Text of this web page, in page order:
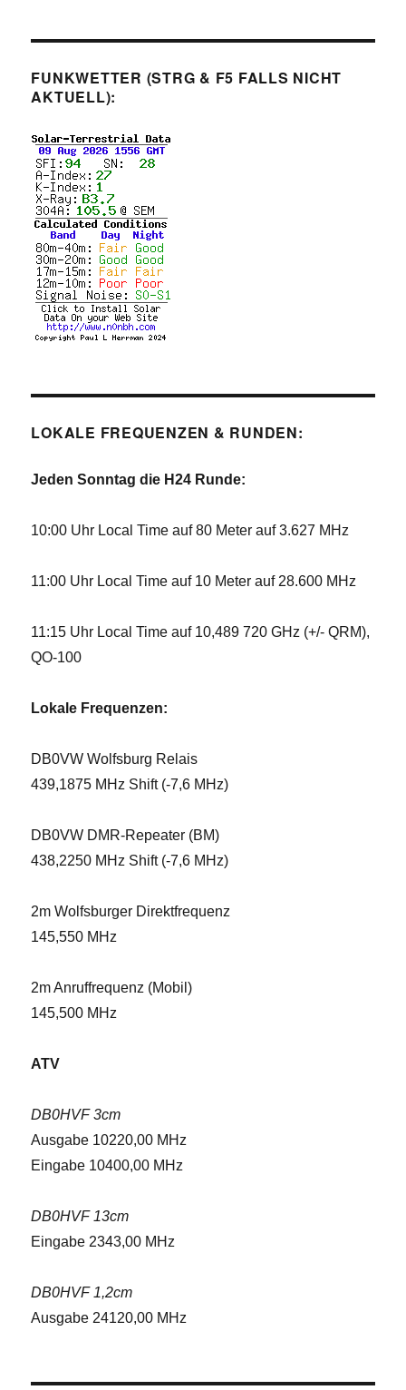
FUNKWETTER (STRG & F5 FALLS NICHT
AKTUELL):
LOKALE FREQUENZEN & RUNDEN:
Jeden Sonntag die H24 Runde:
10:00 Uhr Local Time auf 80 Meter auf 3.627 MHz
11:00 Uhr Local Time auf 10 Meter auf 28.600 MHz
11:15 Uhr Local Time auf 10,489 720 GHz (+/- QRM),
QO-100
Lokale Frequenzen:
DB0VW Wolfsburg Relais
439,1875 MHz Shift (-7,6 MHz)
DB0VW DMR-Repeater (BM)
438,2250 MHz Shift (-7,6 MHz)
2m Wolfsburger Direktfrequenz
145,550 MHz
2m Anruffrequenz (Mobil)
145,500 MHz
ATV
DB0HVF 3cm
Ausgabe 10220,00 MHz
Eingabe 10400,00 MHz
DB0HVF 13cm
Eingabe 2343,00 MHz
DB0HVF 1,2cm
Ausgabe 24120,00 MHz